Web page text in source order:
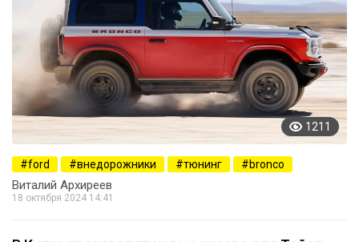
1211
ford внедорожники тюнинг bronco
Виталий Архиреев
18 октября 2024 14:41